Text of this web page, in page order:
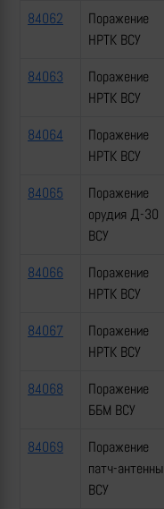
84062
Поражение
НРТК ВСУ
84063
Поражение
НРТК ВСУ
84064
Поражение
НРТК ВСУ
84065
Поражение
орудия Д-30
ВСУ
84066
Поражение
НРТК ВСУ
84067
Поражение
НРТК ВСУ
84068
Поражение
ББМ ВСУ
84069
Поражение
патч-антенны
ВСУ